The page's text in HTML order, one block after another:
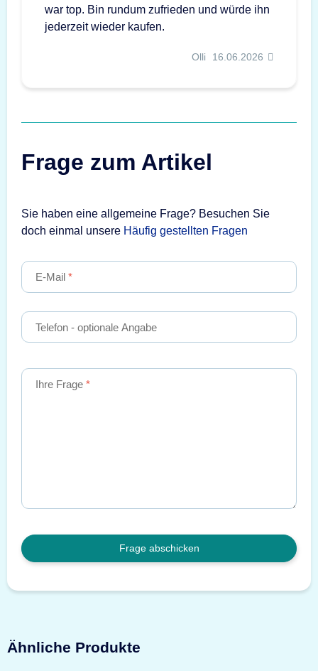
war top. Bin rundum zufrieden und würde ihn
jederzeit wieder kaufen.
Olli 16.06.2026
Frage zum Artikel
Sie haben eine allgemeine Frage? Besuchen Sie
doch einmal unsere Häufig gestellten Fragen
E-Mail
Telefon - optionale Angabe
Ihre Frage
Frage abschicken
Ähnliche Produkte